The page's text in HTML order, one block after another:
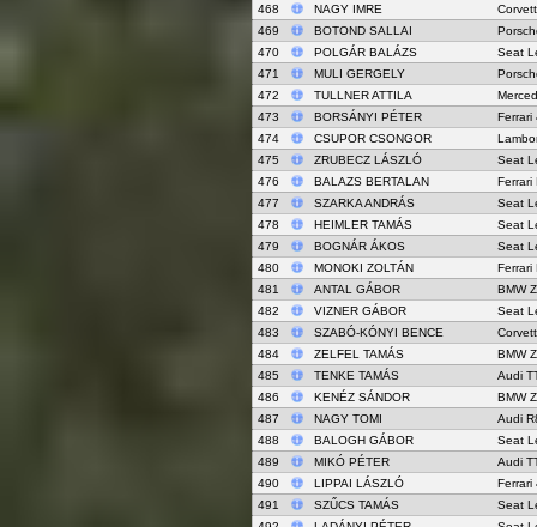
468
NAGY IMRE
469
BOTOND SALLAI
470
POLGÁR BALÁZS
Seat
471
MULI GERGELY
472
TULLNER ATTILA
473
BORSÁNYI PÉTER
Ferrari
474
CSUPOR CSONGOR
475
ZRUBECZ LÁSZLÓ
Seat
476
BALAZS BERTALAN
Ferrari
477
SZARKA ANDRÁS
Seat
478
HEIMLER TAMÁS
Seat
479
BOGNÁR ÁKOS
Seat
480
MONOKI ZOLTÁN
Ferrari
481
ANTAL GÁBOR
BMW
482
VIZNER GÁBOR
Seat
483
SZABÓ-KÓNYI BENCE
484
ZELFEL TAMÁS
BMW
485
TENKE TAMÁS
Audi
486
KENÉZ SÁNDOR
BMW
487
NAGY TOMI
Audi
488
BALOGH GÁBOR
Seat
489
MIKÓ PÉTER
Audi
490
LIPPAI LÁSZLÓ
Ferrari
491
SZŰCS TAMÁS
Seat